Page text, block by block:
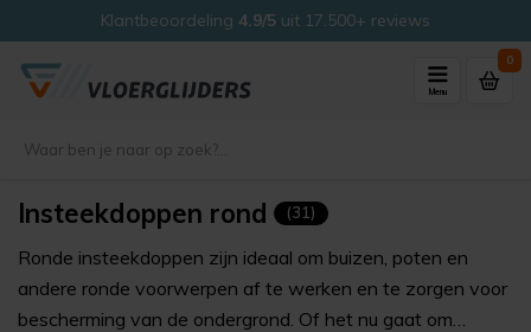
Veilig kopen met onsThuiswinkel Waarborg
Menu
0
Insteekdoppen rond (31)
Ronde insteekdoppen zijn ideaal om buizen, poten en
andere ronde voorwerpen af te werken en te zorgen voor
bescherming van de ondergrond. Of het nu gaat om